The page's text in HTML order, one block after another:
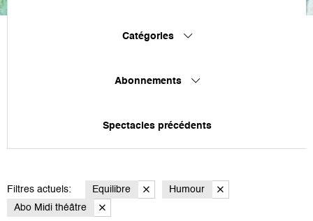
Catégories
Abonnements
Spectacles précédents
Filtres actuels: Equilibre
Humour
Abo Midi théâtre